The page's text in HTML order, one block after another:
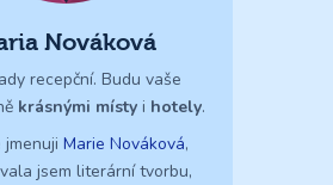
Nováková
recepční. Budu vaše
krásnými místy i hotely.
jmenuji Marie Nováková,
jsem literární tvorbu,